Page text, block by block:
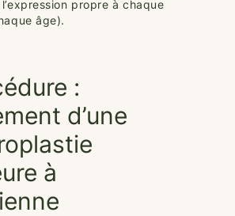
propre à chaque
âge).
:
d’une
à